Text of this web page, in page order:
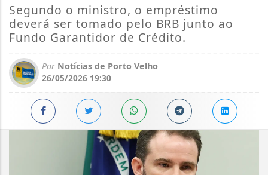
Segundo o ministro, o empréstimo
deverá ser tomado pelo BRB junto ao
Fundo Garantidor de Crédito.
Por Notícias de Porto Velho
26/05/2026 19:30